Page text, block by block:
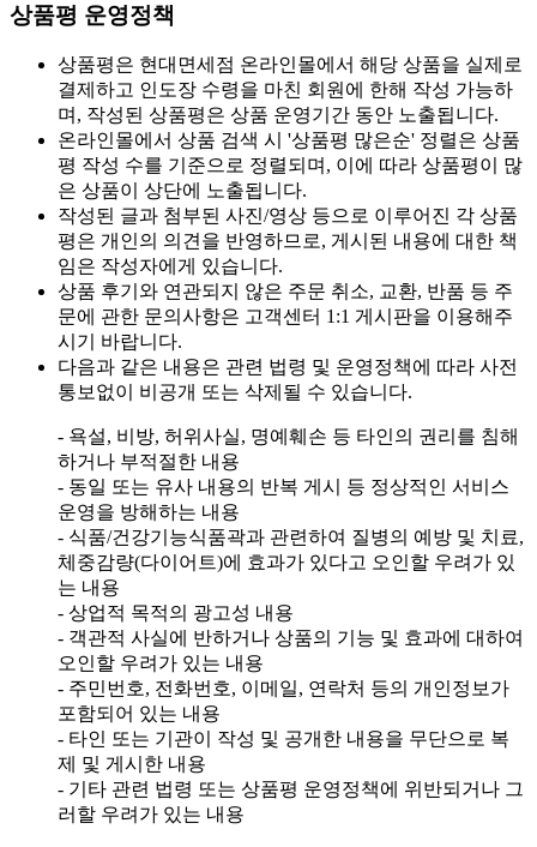
상품평 운영정책
상품평은 현대면세점 온라인몰에서 해당 상품을 실제로
결제하고 인도장 수령을 마친 회원에 한해 작성 가능하
며, 작성된 상품평은 상품 운영기간 동안 노출됩니다.
온라인몰에서 상품 검색 시 '상품평 많은순' 정렬은 상품
평 작성 수를 기준으로 정렬되며, 이에 따라 상품평이 많
은 상품이 상단에 노출됩니다.
작성된 글과 첨부된 사진/영상 등으로 이루어진 각 상품
평은 개인의 의견을 반영하므로, 게시된 내용에 대한 책
임은 작성자에게 있습니다.
상품 후기와 연관되지 않은 주문 취소, 교환, 반품 등 주
문에 관한 문의사항은 고객센터 1:1 게시판을 이용해주
시기 바랍니다.
다음과 같은 내용은 관련 법령 및 운영정책에 따라 사전
통보없이 비공개 또는 삭제될 수 있습니다.
- 욕설, 비방, 허위사실, 명예훼손 등 타인의 권리를 침해
하거나 부적절한 내용
- 동일 또는 유사 내용의 반복 게시 등 정상적인 서비스
운영을 방해하는 내용
- 식품/건강기능식품곽과 관련하여 질병의 예방 및 치료,
체중감량(다이어트)에 효과가 있다고 오인할 우려가 있
는 내용
- 상업적 목적의 광고성 내용
- 객관적 사실에 반하거나 상품의 기능 및 효과에 대하여
오인할 우려가 있는 내용
- 주민번호, 전화번호, 이메일, 연락처 등의 개인정보가
포함되어 있는 내용
- 타인 또는 기관이 작성 및 공개한 내용을 무단으로 복
제 및 게시한 내용
- 기타 관련 법령 또는 상품평 운영정책에 위반되거나 그
러할 우려가 있는 내용